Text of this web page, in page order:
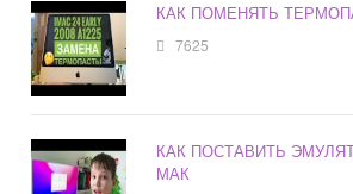
КАК ПОМЕНЯТЬ
7625
КАК ПОСТАВИТЬ
МАК